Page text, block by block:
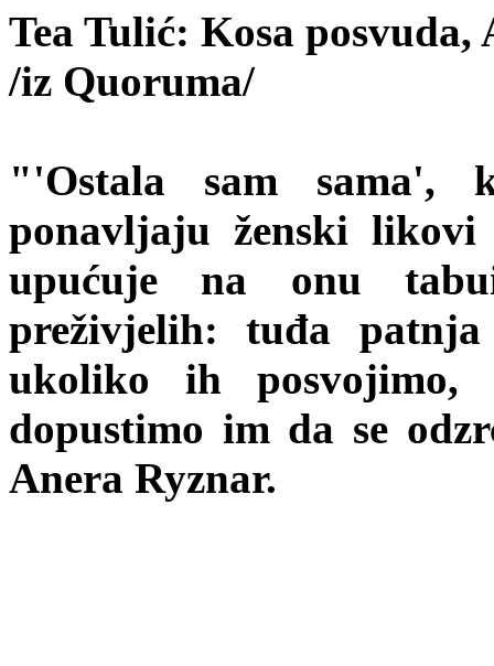
Tea Tulić: Kosa
/iz Quoruma/
"'Ostala sam sama',
ponavljaju ženski
upućuje na onu
preživjelih: tuđa
ukoliko ih posvojimo,
dopustimo im da se
Anera Ryznar.